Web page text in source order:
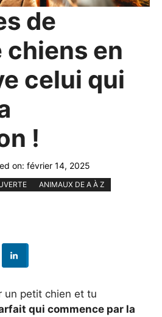
de
chiens en
celui qui
!
on: février 14, 2025
ANIMAUX DE A À Z
un petit chien et tu
qui commence par la